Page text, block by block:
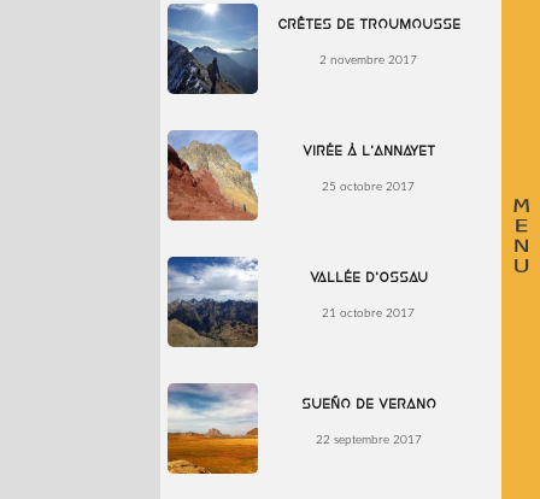
Crêtes de Troumousse
2 novembre 2017
Virée à l’Annayet
25 octobre 2017
Vallée d’Ossau
21 octobre 2017
Sueño de Verano
22 septembre 2017